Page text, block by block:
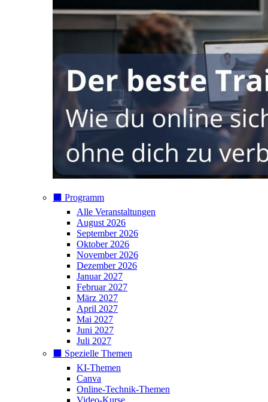
⬛️ Programm
Alle Veranstaltungen
August 2026
September 2026
Oktober 2026
November 2026
Dezember 2026
Januar 2027
Februar 2027
März 2027
April 2027
Mai 2027
Juni 2027
Juli 2027
⬛️ Spezielle Themen
KI-Themen
Canva
Online-Technik-Themen
Video-Kurse